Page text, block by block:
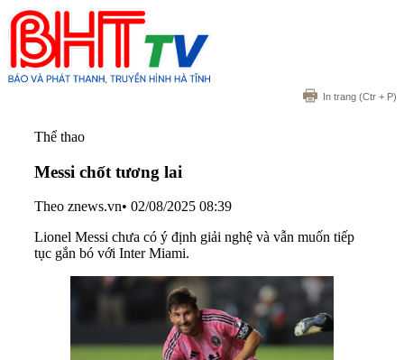
In trang (Ctr + P)
Thể thao
Messi chốt tương lai
Theo znews.vn• 02/08/2025 08:39
Lionel Messi chưa có ý định giải nghệ và vẫn muốn tiếp
tục gắn bó với Inter Miami.